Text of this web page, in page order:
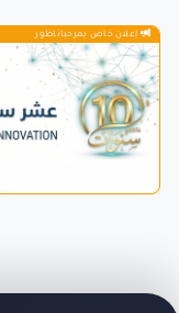
إعلان خاص بمرحباناظور